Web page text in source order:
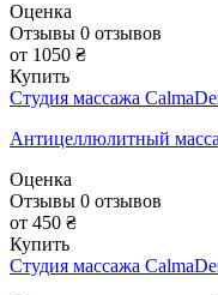
Оценка
Отзывы 0 отзывов
от 1050 ₴
Купить
Студия массажа
Антицеллюлитный
Оценка
Отзывы 0 отзывов
от 450 ₴
Купить
Студия массажа